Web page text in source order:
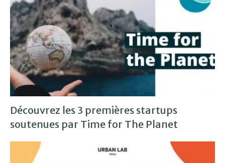
Découvrez les 3 premières startups
soutenues par Time for The Planet